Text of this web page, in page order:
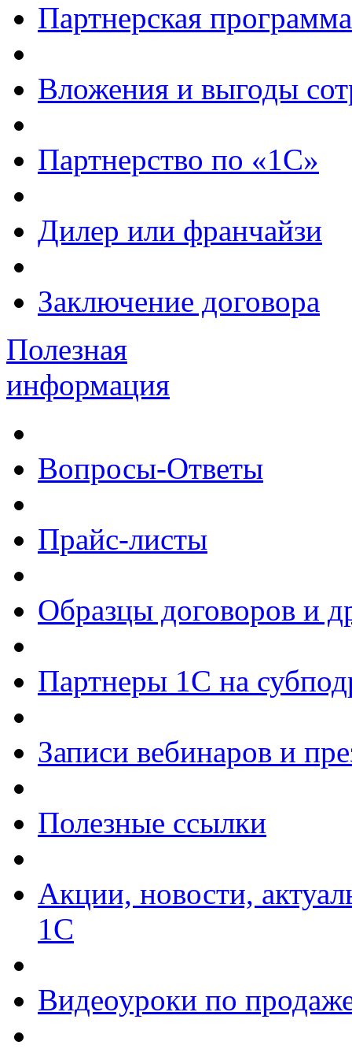
Партнерская программа
Вложения и выгоды
Партнерство по «1С»
Дилер или франчайзи
Заключение договора
Полезная
информация
Вопросы-Ответы
Прайс-листы
Образцы договоров и
Партнеры 1С на
Записи вебинаров и
Полезные ссылки
Акции, новости,
1С
Видеоуроки по